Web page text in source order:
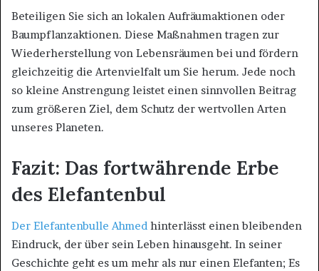
Beteiligen Sie sich an lokalen Aufräumaktionen oder
Baumpflanzaktionen. Diese Maßnahmen tragen zur
Wiederherstellung von Lebensräumen bei und fördern
gleichzeitig die Artenvielfalt um Sie herum. Jede noch
so kleine Anstrengung leistet einen sinnvollen Beitrag
zum größeren Ziel, dem Schutz der wertvollen Arten
unseres Planeten.
Fazit: Das fortwährende Erbe
des Elefantenbul
Der Elefantenbulle Ahmed hinterlässt einen bleibenden
Eindruck, der über sein Leben hinausgeht. In seiner
Geschichte geht es um mehr als nur einen Elefanten; Es